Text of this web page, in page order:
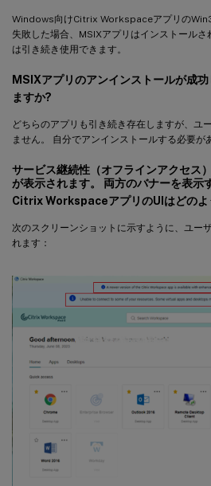
Windows向けCitrix Workspaceアプリの
失敗した場合、MSIXアプリはインストール
は引き続き使用できます。
MSIXアプリのアンインストールが成
ますか?
どちらのアプリも引き続き存在しますが、ユ
ません。 自分でアンインストールする必要が
サービス継続性（オフラインアクセス
が表示されます。 両方のバナーを表示
Citrix WorkspaceアプリのUIはどのよ
次のスクリーンショットに示すように、ユー
れます：